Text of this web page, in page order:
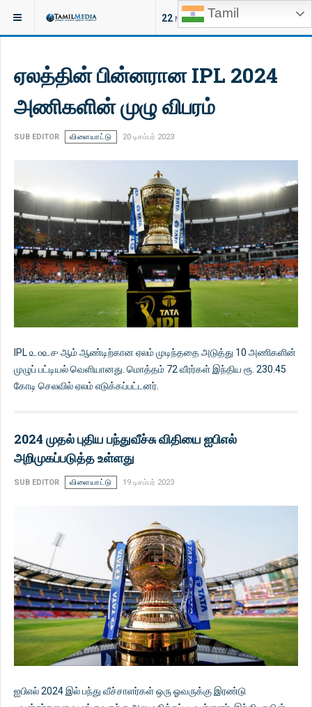
Tamil
22 NEW ARTICLES
இருக்குமிடம்: செய்திகள்
ஏலத்தின் பின்னரான IPL 2024
அணிகளின் முழு விபரம்
SUB EDITOR விளையாட்டு 20 டிசம்பர் 2023
IPL ௨௦௨௪ ஆம் ஆண்டிற்கான ஏலம் முடிந்ததை அடுத்து 10 அணிகளின்
முழுப் பட்டியல் வெளியானது. மொத்தம் 72 வீரர்கள் இந்திய ரூ. 230.45
கோடி செலவில் ஏலம் எடுக்கப்பட்டனர்.
2024 முதல் புதிய பந்துவீச்சு விதியை ஐபிஎல்
அறிமுகப்படுத்த உள்ளது
SUB EDITOR விளையாட்டு 19 டிசம்பர் 2023
ஐபிஎல் 2024 இல் பந்து வீச்சாளர்கள் ஒரு ஓவருக்கு இரண்டு